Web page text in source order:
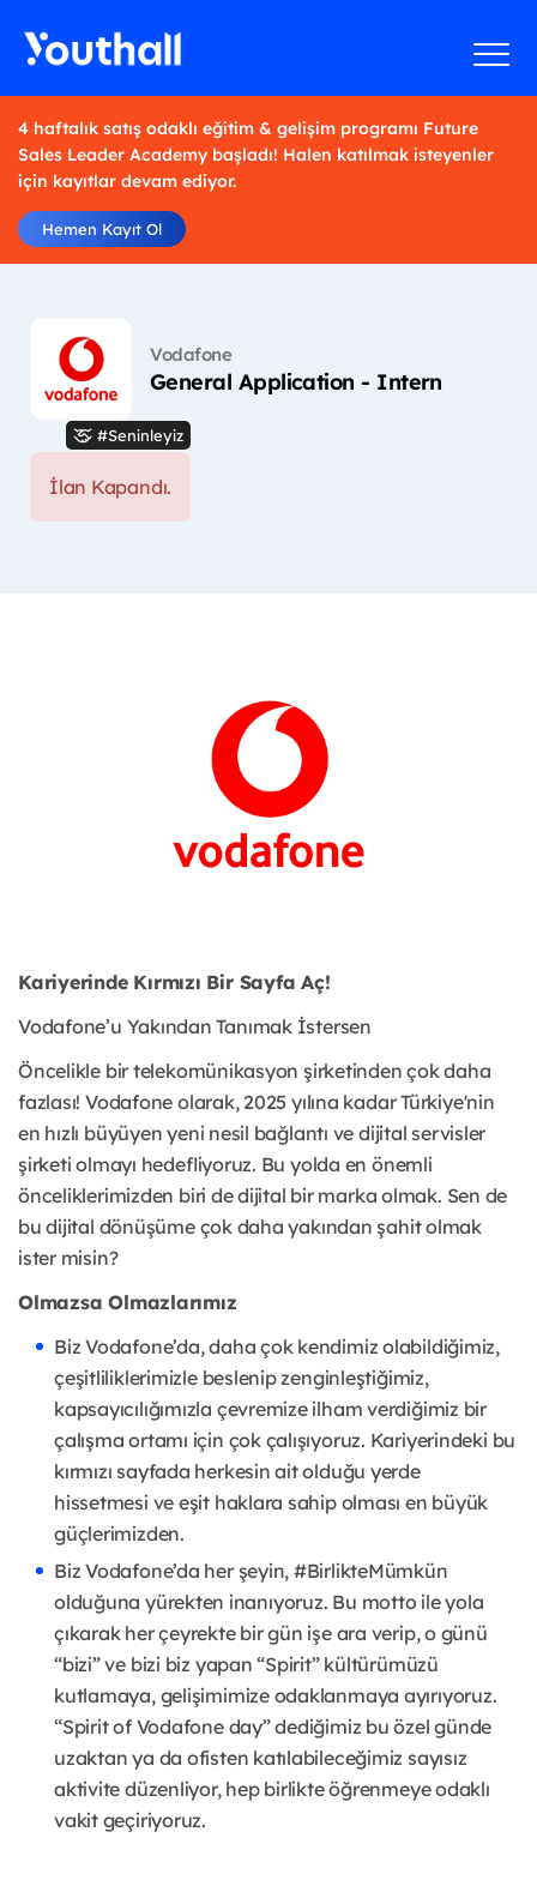
4 haftalık satış odaklı eğitim & gelişim programı Future
Sales Leader Academy başladı! Halen katılmak isteyenler
için kayıtlar devam ediyor.
Hemen Kayıt Ol
Vodafone
General Application - Intern
#Seninleyiz
İlan Kapandı.
Kariyerinde Kırmızı Bir Sayfa Aç!
Vodafone’u Yakından Tanımak İstersen
Öncelikle bir telekomünikasyon şirketinden çok daha
fazlası! Vodafone olarak, 2025 yılına kadar Türkiye'nin
en hızlı büyüyen yeni nesil bağlantı ve dijital servisler
şirketi olmayı hedefliyoruz. Bu yolda en önemli
önceliklerimizden biri de dijital bir marka olmak. Sen de
bu dijital dönüşüme çok daha yakından şahit olmak
ister misin?
Olmazsa Olmazlarımız
Biz Vodafone’da, daha çok kendimiz olabildiğimiz,
çeşitliliklerimizle beslenip zenginleştiğimiz,
kapsayıcılığımızla çevremize ilham verdiğimiz bir
çalışma ortamı için çok çalışıyoruz. Kariyerindeki bu
kırmızı sayfada herkesin ait olduğu yerde
hissetmesi ve eşit haklara sahip olması en büyük
güçlerimizden.
Biz Vodafone’da her şeyin, #BirlikteMümkün
olduğuna yürekten inanıyoruz. Bu motto ile yola
çıkarak her çeyrekte bir gün işe ara verip, o günü
“bizi” ve bizi biz yapan “Spirit” kültürümüzü
kutlamaya, gelişimimize odaklanmaya ayırıyoruz.
“Spirit of Vodafone day” dediğimiz bu özel günde
uzaktan ya da ofisten katılabileceğimiz sayısız
aktivite düzenliyor, hep birlikte öğrenmeye odaklı
vakit geçiriyoruz.